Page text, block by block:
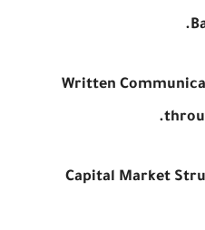
Written
Capital Market